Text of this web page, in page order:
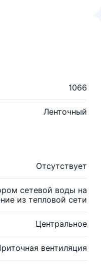
1066
Ленточный
Отсутствует
сетевой воды на
из тепловой сети
Центральное
вентиляция